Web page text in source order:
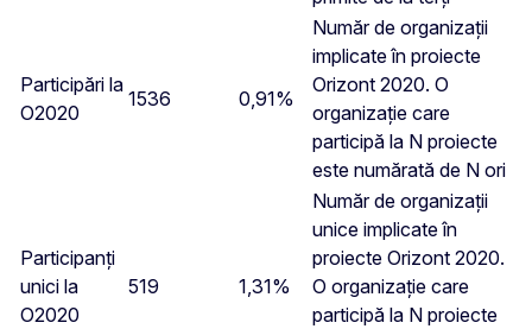
Participări la
O2020
1536 0,91%
Număr de organizații
implicate în proiecte
Orizont 2020. O
organizație care
participă la N proiecte
este numărată de N ori
Participanți
unici la
O2020
519 1,31%
Număr de organizații
unice implicate în
proiecte Orizont 2020.
O organizație care
participă la N proiecte